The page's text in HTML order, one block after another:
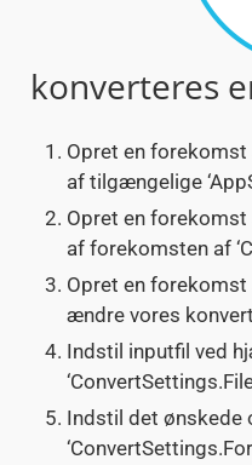
konverteres
Opret en forekomst
af tilgængelige
Opret en forekomst
af forekomsten af
Opret en forekomst
ændre vores
Indstil inputfil ved
Indstil det